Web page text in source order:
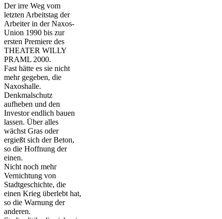
Der irre Weg vom
letzten Arbeitstag der
Arbeiter in der Naxos-
Union 1990 bis zur
ersten Premiere des
THEATER WILLY
PRAML 2000.
Fast hätte es sie nicht
mehr gegeben, die
Naxoshalle.
Denkmalschutz
aufheben und den
Investor endlich bauen
lassen. Über alles
wächst Gras oder
ergießt sich der Beton,
so die Hoffnung der
einen.
Nicht noch mehr
Vernichtung von
Stadtgeschichte, die
einen Krieg überlebt hat,
so die Warnung der
anderen.